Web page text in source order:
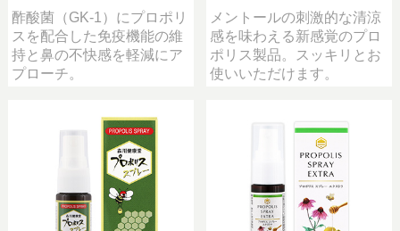
酢酸菌（GK-1）にプロポリ
スを配合した免疫機能の維
持と鼻の不快感を軽減にア
プローチ。
メントールの刺激的な清涼
感を味わえる新感覚のプロ
ポリス製品。スッキリとお
使いいただけます。